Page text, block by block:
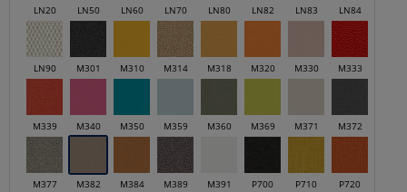
LN20 LN50 LN60 LN70 LN80 LN82 LN83 LN84
LN90 M301 M310 M314 M318 M320 M330 M333
M339 M340 M350 M359 M360 M369 M371 M372
M377 M382 M384 M389 M391 P700 P710 P720